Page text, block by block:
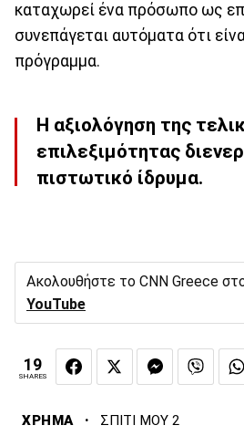
καταχωρεί ένα πρόσωπο ως
συνεπάγεται αυτόματα ότι
πρόγραμμα.
Η αξιολόγηση της
επιλεξιμότητας
πιστωτικό ίδρυμα.
Ακολουθήστε το CNN Greece
YouTube
19
SHARES
ΧΡΗΜΑ · ΣΠΙΤΙ ΜΟΥ 2